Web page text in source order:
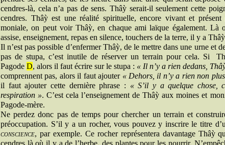
cendres-là, cela n’a pas de sens. Thâỳ serait-il seulement cette
cendres. Thâỳ est une réalité spirituelle, encore vivant et
moniale, on peut voir Thâỳ, en chaque ami laïque également. Là
assise, enseignement, repas en silence, touchers de la terre, il y a
Il n’est pas possible d’enfermer Thâỳ, de le mettre dans une urne et
pas de stupa, c’est inutile de réserver un terrain pour cela. Si
Pagode D, alors il faut écrire sur le stupa : « Il n’y a rien dedans,
comprennent pas, alors il faut ajouter « Dehors, il n’y a rien non
il faut ajouter cette dernière phrase : « S’il y a quelque chose,
respiration ». C’est cela l’enseignement de Thâỳ aux moines et
Pagode-mère.
Ne perdez donc pas de temps pour chercher un terrain et
préoccupation. S’il y a un rocher, vous pouvez y inscrire le titre
conscience, par exemple. Ce rocher représentera davantage Thâỳ
cendres là où il y a de l’herbe, des plantes pour les nourrir.